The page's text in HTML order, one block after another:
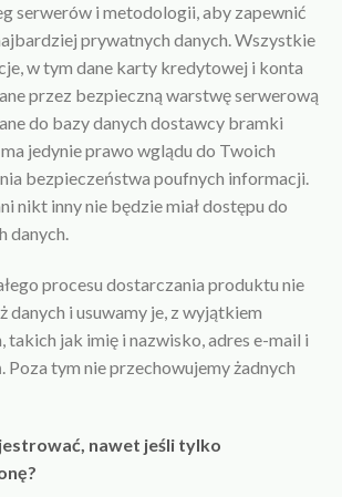
serwerów i metodologii, aby zapewnić
prywatnych danych. Wszystkie
w tym dane karty kredytowej i konta
przez bezpieczną warstwę serwerową
do bazy danych dostawcy bramki
ma jedynie prawo wglądu do Twoich
bezpieczeństwa poufnych informacji.
nikt inny nie będzie miał dostępu do
danych.
procesu dostarczania produktu nie
danych i usuwamy je, z wyjątkiem
takich jak imię i nazwisko, adres e-mail i
Poza tym nie przechowujemy żadnych
nawet jeśli tylko